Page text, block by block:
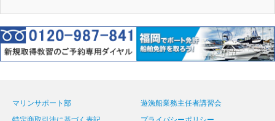
マリンサポート部
遊漁船業務主任者講習会